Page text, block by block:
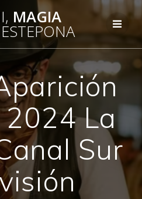
al
contenido
MAGIA
ESTEPONA
La
Sur